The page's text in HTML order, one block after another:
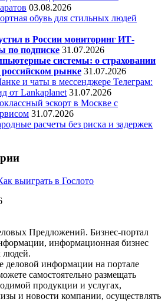
03.08.2026
обувь для стильных людей
в России мониторинг ИТ-
по подписке 31.07.2026
системы: о страховании
рынке 31.07.2026
и чаты в мессенджере Телеграм:
от Lankaplanet 31.07.2026
эскорт в Москве с
31.07.2026
расчеты без риска и задержек
выиграть в Гослото
Предложений. Бизнес-портал
информационная бизнес
людей.
деловой информации на портале
самостоятельно размещать
продукции и услугах,
и новости компании, осуществлять